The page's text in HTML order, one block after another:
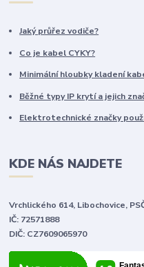
Jaký průřez vodiče?
Co je kabel CYKY?
Minimální hloubky kladení
Běžné typy IP krytí a jejich
Elektrotechnické značky
KDE NÁS NAJDETE
Vrchlického 614, Libochovice,
IČ: 72571888
DIČ: CZ7609065970